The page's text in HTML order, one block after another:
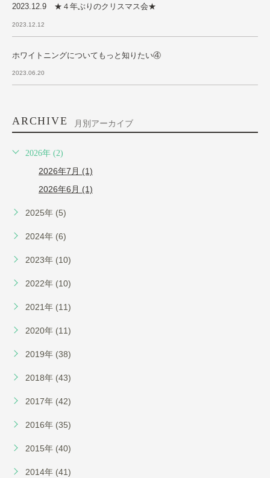
2023.12.9 ★４年ぶりのクリスマス会★
2023.12.12
ホワイトニングについてもっと知りたい④
2023.06.20
ARCHIVE 月別アーカイブ
2026年 (2)
2026年7月 (1)
2026年6月 (1)
2025年 (5)
2024年 (6)
2023年 (10)
2022年 (10)
2021年 (11)
2020年 (11)
2019年 (38)
2018年 (43)
2017年 (42)
2016年 (35)
2015年 (40)
2014年 (41)